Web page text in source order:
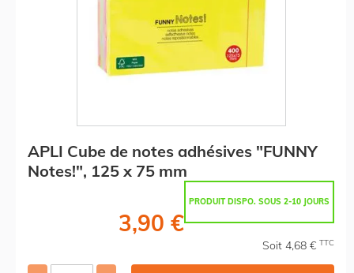
APLI Cube de notes adhésives "FUNNY
Notes!", 125 x 75 mm
PRODUIT DISPO. SOUS 2-10 JOURS
3,90 €
Soit 4,68 € TTC